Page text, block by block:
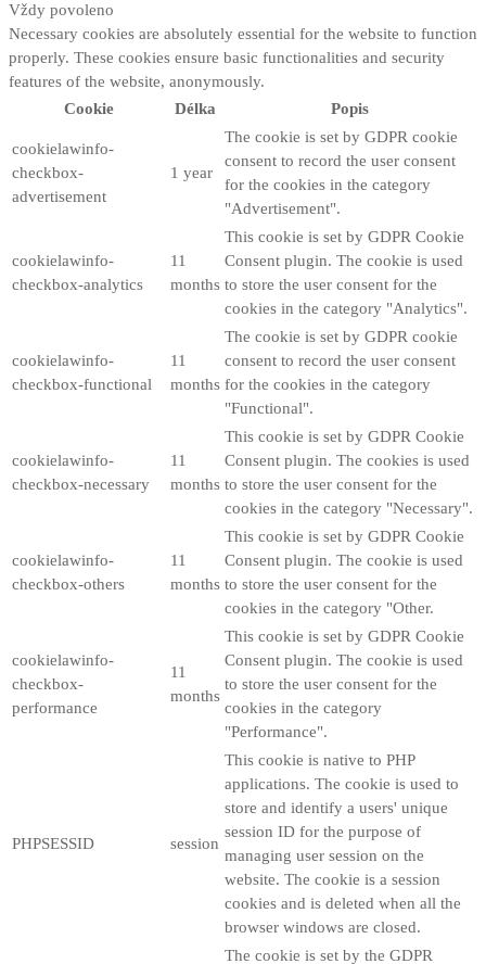
Vždy povoleno
Necessary cookies are absolutely essential for the website to function
properly. These cookies ensure basic functionalities and security
features of the website, anonymously.
Cookie
Délka Popis
cookielawinfo-
checkbox-
advertisement
1 year
The cookie is set by GDPR cookie
consent to record the user consent
for the cookies in the category
"Advertisement".
cookielawinfo-
checkbox-analytics
11
months
This cookie is set by GDPR Cookie
Consent plugin. The cookie is used
to store the user consent for the
cookies in the category "Analytics".
cookielawinfo-
checkbox-functional
11
months
The cookie is set by GDPR cookie
consent to record the user consent
for the cookies in the category
"Functional".
cookielawinfo-
checkbox-necessary
11
months
This cookie is set by GDPR Cookie
Consent plugin. The cookies is used
to store the user consent for the
cookies in the category "Necessary".
cookielawinfo-
checkbox-others
11
months
This cookie is set by GDPR Cookie
Consent plugin. The cookie is used
to store the user consent for the
cookies in the category "Other.
cookielawinfo-
checkbox-
performance
11
months
This cookie is set by GDPR Cookie
Consent plugin. The cookie is used
to store the user consent for the
cookies in the category
"Performance".
PHPSESSID session
This cookie is native to PHP
applications. The cookie is used to
store and identify a users' unique
session ID for the purpose of
managing user session on the
website. The cookie is a session
cookies and is deleted when all the
browser windows are closed.
The cookie is set by the GDPR